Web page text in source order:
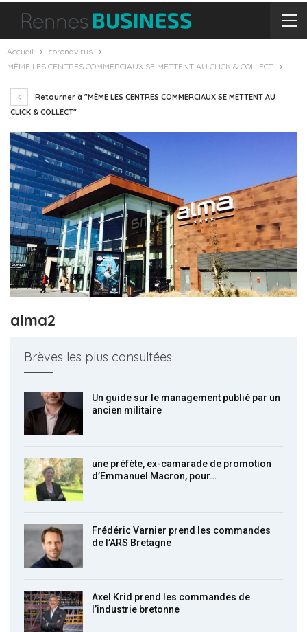
Accueil
coronavirus
MÊME LES CENTRES COMMERCIAUX SE METTENT AU CLICK & COLLECT
Retourner à "MÊME LES CENTRES COMMERCIAUX SE METTENT AU
CLICK & COLLECT"
alma2
Brèves les plus consultées
Un guide sur le management publié par un
ancien militaire
une préfète, ex-camarade de promotion
d’Emmanuel Macron, pour…
Frédéric Varnier prend les commandes
de l’ARS Bretagne
Axel Krid prend les commandes de
l’industrie bretonne